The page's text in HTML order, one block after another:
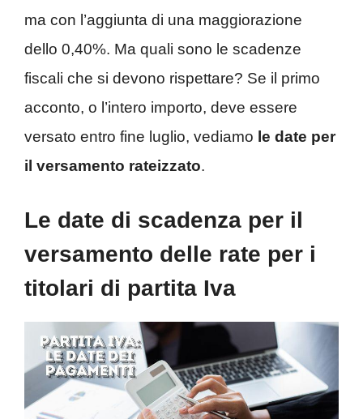
ma con l’aggiunta di una maggiorazione
dello 0,40%. Ma quali sono le scadenze
fiscali che si devono rispettare? Se il primo
acconto, o l’intero importo, deve essere
versato entro fine luglio, vediamo le date per
il versamento rateizzato.
Le date di scadenza per il
versamento delle rate per i
titolari di partita Iva